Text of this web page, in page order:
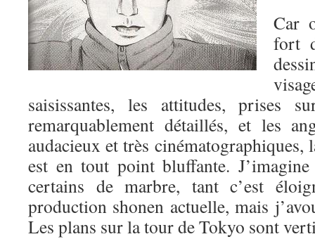
Car
fort
saisissantes, les attitudes, prises
remarquablement détaillés, et les
audacieux et très cinématographiques,
est en tout point bluffante.
certains de marbre, tant c’est
production shonen actuelle, mais
Les plans sur la tour de Tokyo sont